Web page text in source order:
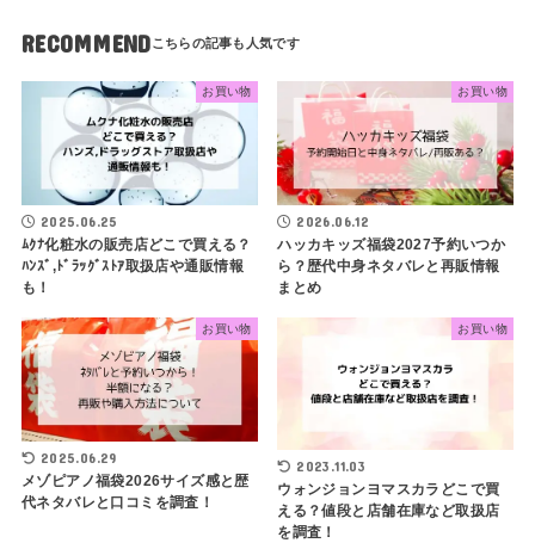
RECOMMEND
お買い物
2025.06.25
ﾑｸﾅ化粧水の販売店どこで買える？
ﾊﾝｽﾞ,ﾄﾞﾗｯｸﾞｽﾄｱ取扱店や通販情報
も！
お買い物
2026.06.12
ハッカキッズ福袋2027予約いつか
ら？歴代中身ネタバレと再販情報
まとめ
お買い物
2025.06.29
メゾピアノ福袋2026サイズ感と歴
代ネタバレと口コミを調査！
お買い物
2023.11.03
ウォンジョンヨマスカラどこで買
える？値段と店舗在庫など取扱店
を調査！